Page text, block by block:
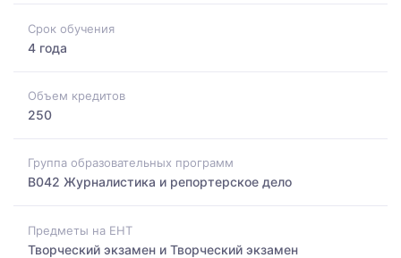
Срок обучения
4 года
Объем кредитов
250
Группа образовательных программ
B042 Журналистика и репортерское дело
Предметы на ЕНТ
Творческий экзамен и Творческий экзамен